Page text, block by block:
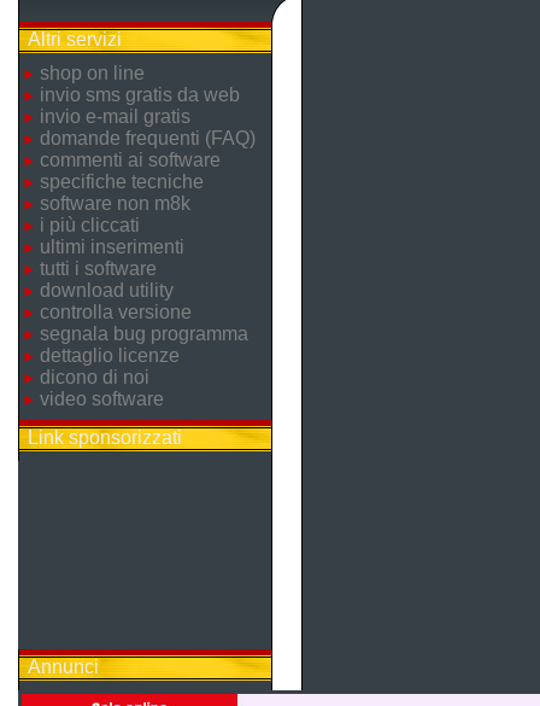
Altri servizi
shop on line
invio sms gratis da web
invio e-mail gratis
domande frequenti (FAQ)
commenti ai software
specifiche tecniche
software non m8k
i più cliccati
ultimi inserimenti
tutti i software
download utility
controlla versione
segnala bug programma
dettaglio licenze
dicono di noi
video software
Link sponsorizzati
Annunci